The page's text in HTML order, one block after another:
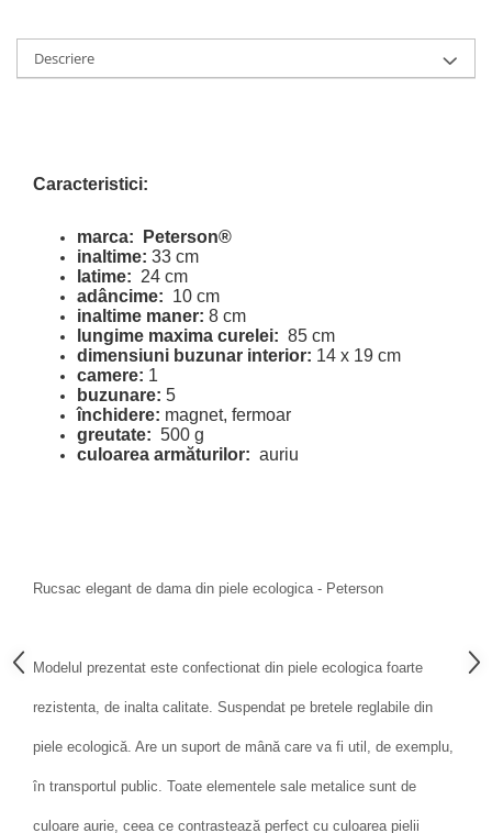
Descriere
Caracteristici:
marca:
Peterson®
inaltime: 33 cm
latime: 24 cm
adâncime: 10 cm
inaltime maner: 8 cm
lungime maxima curelei: 85 cm
dimensiuni buzunar interior: 14 x 19 cm
camere: 1
buzunare: 5
închidere: magnet, fermoar
greutate: 500 g
culoarea armăturilor: auriu
Rucsac elegant de dama din piele ecologica - Peterson
Modelul prezentat este confectionat din piele ecologica foarte
rezistenta, de inalta calitate. Suspendat pe bretele reglabile din
piele ecologică. Are un suport de mână care va fi util, de exemplu,
în transportul public. Toate elementele sale metalice sunt de
culoare aurie, ceea ce contrastează perfect cu culoarea pielii